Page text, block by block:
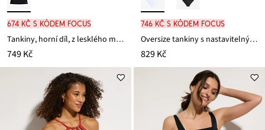
674 Kč s kódem FOCUS
Tankiny, horní díl, z lesklého materiálu
749 Kč
746 Kč s kódem FOCUS
Oversize tankiny s nastavitelnými ramínky (2dílná souprava)
829 Kč